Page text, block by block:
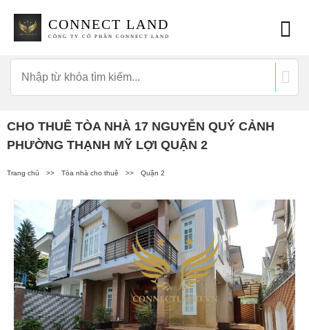
CONNECT LAND
CÔNG TY CỔ PHẦN CONNECT LAND
CHO THUÊ TÒA NHÀ 17 NGUYỄN QUÝ CẢNH
PHƯỜNG THẠNH MỸ LỢI QUẬN 2
Trang chủ >> Tòa nhà cho thuê >> Quận 2